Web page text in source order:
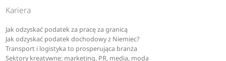
Kariera
Jak odzyskać podatek za pracę za granicą
Jak odzyskać podatek dochodowy z Niemiec?
Transport i logistyka to prosperująca branża
Sektory kreatywne: marketing, PR, media, moda